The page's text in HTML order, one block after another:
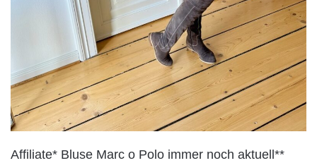
Affiliate* Bluse Marc o Polo immer noch aktuell**